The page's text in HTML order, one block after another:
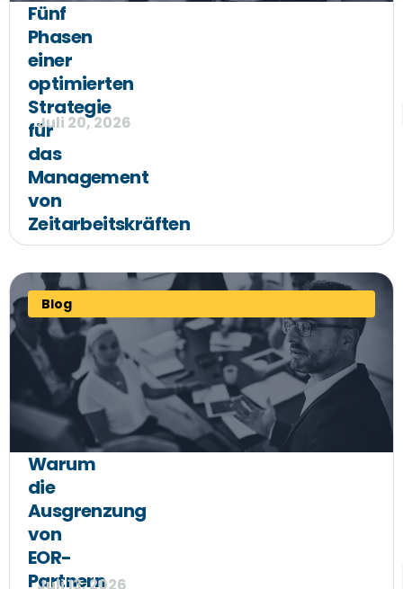
Fünf
Phasen
einer
optimierten
Strategie
für
das
Management
von
Zeitarbeitskräften
Juli 20, 2026
Blog
Warum
die
Ausgrenzung
von
EOR-
Partnern